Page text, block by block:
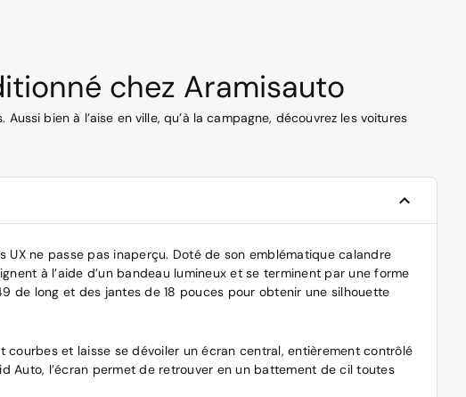
chez Aramisauto
bien à l’aise en ville, qu’à la campagne, découvrez les voitures
ne passe pas inaperçu. Doté de son emblématique calandre
à l’aide d’un bandeau lumineux et se terminent par une forme
de long et des jantes de 18 pouces pour obtenir une silhouette
courbes et laisse se dévoiler un écran central, entièrement contrôlé
l’écran permet de retrouver en un battement de cil toutes